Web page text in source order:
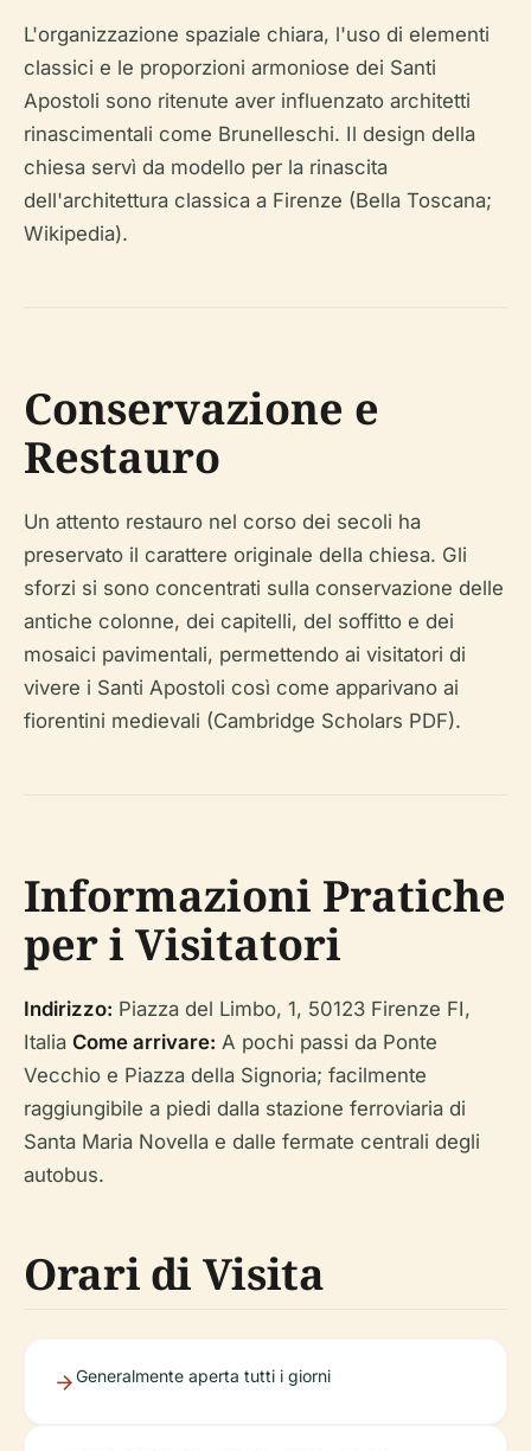
L'organizzazione spaziale chiara, l'uso di elementi
classici e le proporzioni armoniose dei Santi
Apostoli sono ritenute aver influenzato architetti
rinascimentali come Brunelleschi. Il design della
chiesa servì da modello per la rinascita
dell'architettura classica a Firenze (Bella Toscana;
Wikipedia).
Conservazione e
Restauro
Un attento restauro nel corso dei secoli ha
preservato il carattere originale della chiesa. Gli
sforzi si sono concentrati sulla conservazione delle
antiche colonne, dei capitelli, del soffitto e dei
mosaici pavimentali, permettendo ai visitatori di
vivere i Santi Apostoli così come apparivano ai
fiorentini medievali (Cambridge Scholars PDF).
Informazioni Pratiche
per i Visitatori
Indirizzo: Piazza del Limbo, 1, 50123 Firenze FI,
Italia Come arrivare: A pochi passi da Ponte
Vecchio e Piazza della Signoria; facilmente
raggiungibile a piedi dalla stazione ferroviaria di
Santa Maria Novella e dalle fermate centrali degli
autobus.
Orari di Visita
Generalmente aperta tutti i giorni